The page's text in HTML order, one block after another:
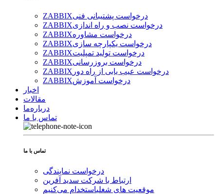
ZABBIXدرخواست پشتیبانی فنی
ZABBIXدرخواست نصب و راه اندازی
ZABBIXدرخواست مشاوره
ZABBIXدرخواست یکپارچه سازی
ZABBIXدرخواست تولید تمپلیت
ZABBIXدرخواست بروزرسانی
ZABBIX درخواست عیب یابی از راه دور
ZABBIXدرخواست آموزش
اخبار
مقالات
درباره‌ما
تماس با ما
تماس با ما
درخواست نمایندگی
ارتباط با شرکت سدید آفرین
موقعیت های شغلیاستخدام ‌می‌کنیم